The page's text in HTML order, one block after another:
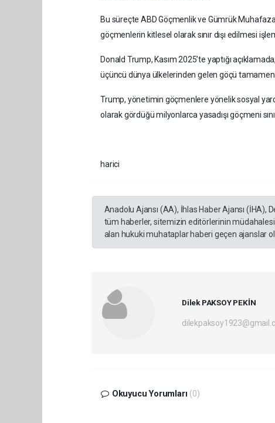
Bu süreçte ABD Göçmenlik ve Gümrük
göçmenlerin kitlesel olarak sınır dışı edilmesi
Donald Trump, Kasım 2025’te yaptığı
üçüncü dünya ülkelerinden gelen göçü
Trump, yönetimin göçmenlere yönelik sosyal
olarak gördüğü milyonlarca yasadışı göçmeni
harici
Anadolu Ajansı (AA), İhlas Haber Ajansı (İHA),
tüm haberler, sitemizin editörlerinin
alan hukuki muhataplar haberi geçen ajanslar
Dilek PAKSOY PEKİN
Okuyucu Yorumları (0)